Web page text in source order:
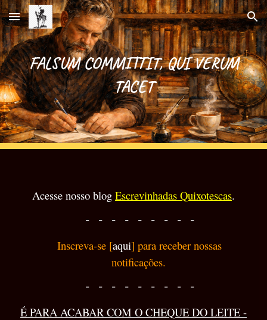
Skip to main content Skip to navigation
FALSUM COMMITTIT, QUI VERUM
TACET
Acesse nosso blog Escrevinhadas Quixotescas.
- - - - - - - - -
Inscreva-se [aqui] para receber nossas
notificações.
- - - - - - - - -
É PARA ACABAR COM O CHEQUE DO LEITE -